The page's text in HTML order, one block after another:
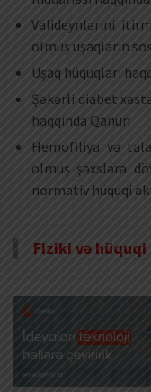
Valideynlərini
olmuş uşaqların
Uşaq hüquqları
Şəkərli diabet
haqqında Qanun
Hemofiliya və
olmuş şəxslərə
normativ hüquqi
Fiziki və